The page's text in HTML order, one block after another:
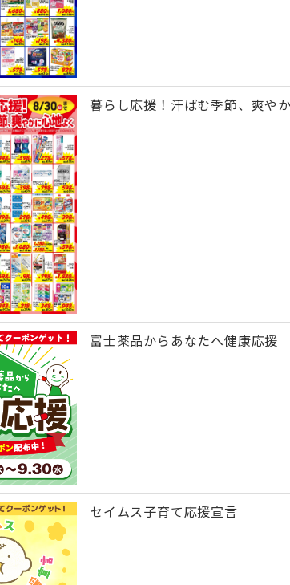
暮らし応援！汗ばむ季節、爽や
富士薬品からあなたへ健康応援
セイムス子育て応援宣言